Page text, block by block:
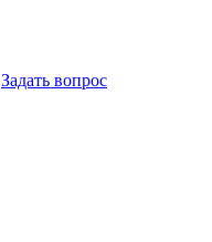
Задать вопрос